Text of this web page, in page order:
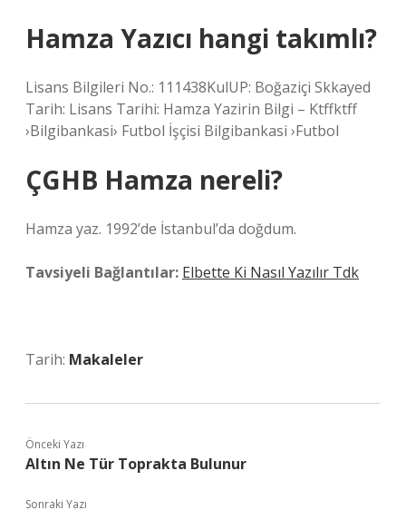
Hamza Yazıcı hangi takımlı?
Lisans Bilgileri No.: 111438KulUP: Boğaziçi Skkayed
Tarih: Lisans Tarihi: Hamza Yazirin Bilgi – Ktffktff
›Bilgibankasi› Futbol İşçisi Bilgibankasi ›Futbol
ÇGHB Hamza nereli?
Hamza yaz. 1992’de İstanbul’da doğdum.
Tavsiyeli Bağlantılar: Elbette Ki Nasıl Yazılır Tdk
Tarih: Makaleler
Önceki Yazı
Altın Ne Tür Toprakta Bulunur
Sonraki Yazı